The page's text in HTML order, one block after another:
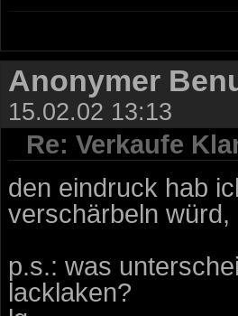
Anonymer
15.02.02 13:13
Re: Verkaufe
den eindruck hab
verschärbeln
p.s.: was
lacklaken?